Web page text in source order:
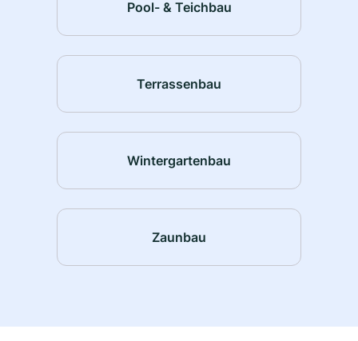
Pool- & Teichbau
Terrassenbau
Wintergartenbau
Zaunbau